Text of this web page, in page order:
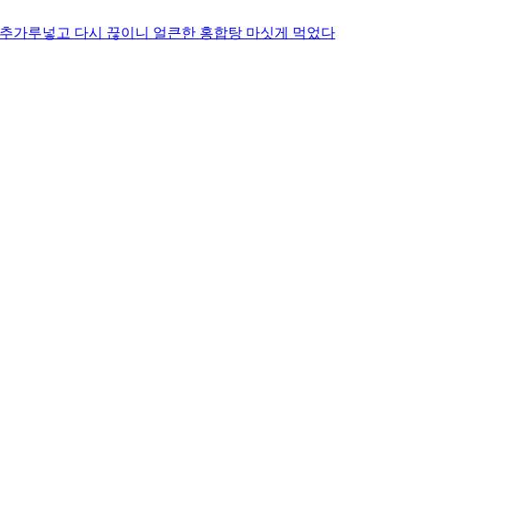
가루넣고 다시 끊이니 얼큰한 홍합탕 마싯게 먹었다